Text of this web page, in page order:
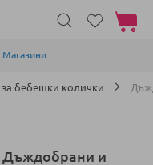
Магазини
Моята
бебешки колички
Дъждобрани и